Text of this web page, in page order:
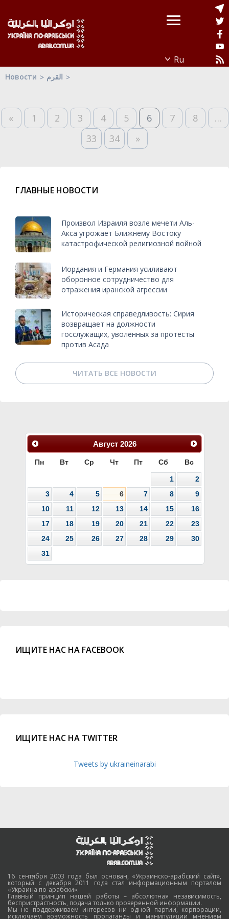
Новости القرم
« 1 2 3 4 5 6 7 8
…
33
34 »
ГЛАВНЫЕ НОВОСТИ
Произвол Израиля возле мечети Аль-
Акса угрожает Ближнему Востоку
катастрофической религиозной войной
Иордания и Германия усиливают
оборонное сотрудничество для
отражения иранской агрессии
Историческая справедливость: Сирия
возвращает на должности
госслужащих, уволенных за протесты
против Асада
ЧИТАТЬ ВСЕ НОВОСТИ
Август 2026
Пн Вт Ср Чт Пт Сб Вс
1
2
3
4 5 6 7 8
9
10
11 12 13 14 15
16
17
18 19 20 21 22
23
24
25 26 27 28 29
30
31
ИЩИТЕ НАС НА FACEBOOK
ИЩИТЕ НАС НА TWITTER
Tweets by ukraineinarabi
16 сентября 2003 года был основан, «Украинско-арабский сайт»,
который с декабря 2011 года стал информационным порталом
«Украина по-арабски».
Главный принцип нашей работы – абсолютная независимость,
беспристрастность, подача только проверенной информации.
Мы не поддерживаем интересов ни одной партии, корпорации,
исключаем возможность пропаганды и манипуляции мнением